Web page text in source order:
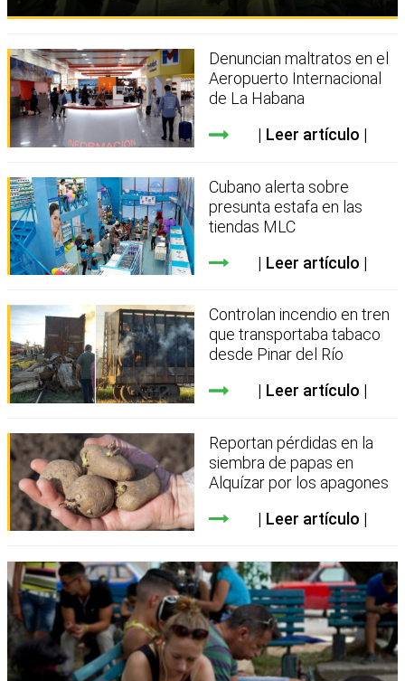
Denuncian maltratos en el
Aeropuerto Internacional
de La Habana
Leer artículo
Cubano alerta sobre
presunta estafa en las
tiendas MLC
Leer artículo
Controlan incendio en tren
que transportaba tabaco
desde Pinar del Río
Leer artículo
Reportan pérdidas en la
siembra de papas en
Alquízar por los apagones
Leer artículo